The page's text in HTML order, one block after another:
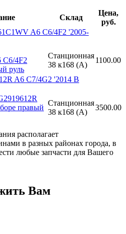
Склад
Цена,
руб.
A6 C6/4F2 '2005-
C6/4F2
руль
Станционная
38 к168 (A)
1100.00
A6 C7/4G2 '2014 В
правый
Станционная
38 к168 (A)
3500.00
располагает
в разных районах города, в
любые запчасти для Вашего
Вам